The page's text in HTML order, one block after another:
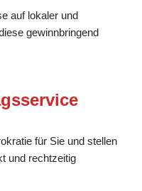
auf lokaler und
gewinnbringend
für Sie und stellen
und rechtzeitig